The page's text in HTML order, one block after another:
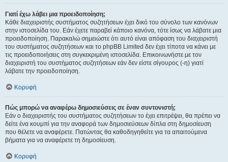
Γιατί έχω λάβει μια προειδοποίηση;
Κάθε διαχειριστής συστήματος συζητήσεων έχει δικό του σύνολο των κανόνων
στην ιστοσελίδα του. Εάν έχετε παραβεί κάποιο κανόνα, τότε ίσως να λάβατε μια
προειδοποίηση. Παρακαλώ σημειώστε ότι αυτό είναι απόφαση του διαχειριστή
του συστήματος συζητήσεων και το phpBB Limited δεν έχει τίποτα να κάνει με
τις προειδοποιήσεις στη συγκεκριμένη ιστοσελίδα. Επικοινωνήστε με τον
διαχειριστή του συστήματος συζητήσεων εάν δεν είστε σίγουρος (-η) γιατί
λάβατε την προειδοποίηση.
Κορυφή
Πώς μπορώ να αναφέρω δημοσιεύσεις σε έναν συντονιστή;
Εάν ο διαχειριστής του συστήματος συζητήσεων το έχει επιτρέψει, θα πρέπει να
δείτε ένα κουμπί για την αναφορά των δημοσιεύσεων δίπλα στη δημοσίευση
που θέλετε να αναφέρετε. Πατώντας θα καθοδηγηθείτε για τα απαιτούμενα
βήματα για να αναφέρετε τη δημοσίευση.
Κορυφή